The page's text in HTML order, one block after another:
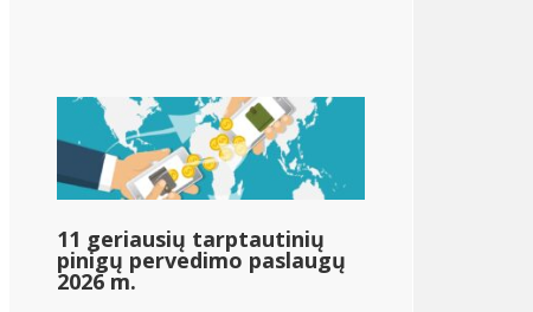
72 330 dolerių;72 330
11 geriausių tarptautinių
pinigų pervedimo paslaugų
2026 m.